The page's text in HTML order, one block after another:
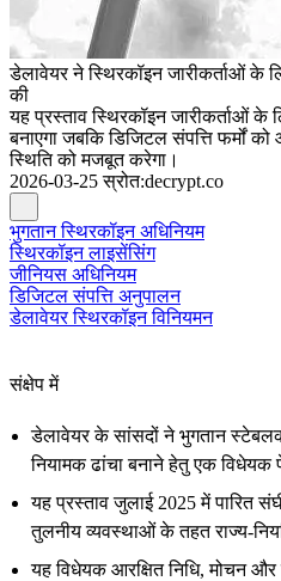
डेलावेयर ने स्थिरकॉइन जारीकर्ताओं के
की
यह प्रस्ताव स्थिरकॉइन जारीकर्ताओं के
बनाएगा जबकि डिजिटल संपत्ति फर्मों
स्थिति को मजबूत करेगा।
2026-03-25 स्रोत:decrypt.co
भुगतान स्थिरकॉइन अधिनियम
स्थिरकॉइन लाइसेंसिंग
जीनियस अधिनियम
डिजिटल संपत्ति अनुपालन
डेलावेयर स्थिरकॉइन विनियमन
संक्षेप में
डेलावेयर के सांसदों ने भुगतान
नियामक ढांचा बनाने हेतु एक विधेयक
यह प्रस्ताव जुलाई 2025 में पारित
तुलनीय व्यवस्थाओं के तहत राज्य-
यह विधेयक आरक्षित निधि, मोचन और